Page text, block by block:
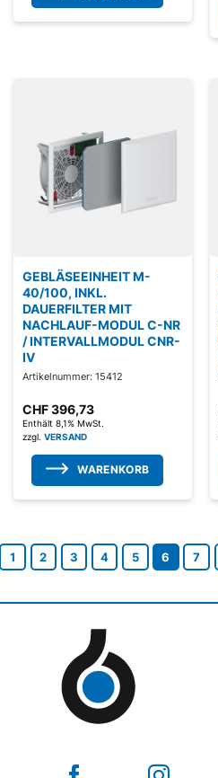
GEBLÄSEEINHEIT M-
40/100, INKL.
DAUERFILTER MIT
NACHLAUF-MODUL C-NR
/ INTERVALLMODUL CNR-
IV
Artikelnummer: 15412
CHF396,73
Enthält 8,1% MwSt.
zzgl. VERSAND
WARENKORB
1 2 3 4 5 6 7